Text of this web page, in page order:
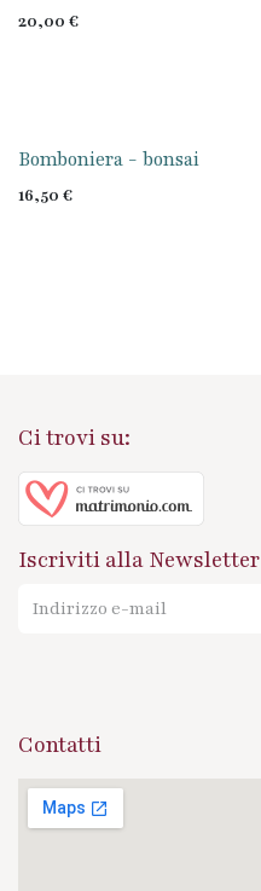
20,00 €
Bomboniera - bonsai
16,50 €
Ci trovi su:
Iscriviti alla Newsletter
Contatti